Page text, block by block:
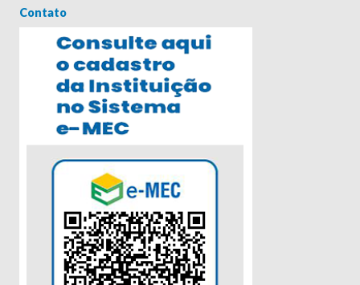
Contato